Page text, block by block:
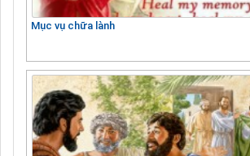
Mục vụ chữa lành